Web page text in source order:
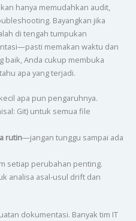
hanya memudahkan audit,
Bayangkan jika
di tengah tumpukan
memakan waktu dan
baik, Anda cukup membuka
apa yang terjadi.
apa pun pengaruhnya.
Git) untuk semua file
rutin—jangan tunggu sampai ada
setiap perubahan penting.
analisa asal-usul drift dan
dokumentasi. Banyak tim IT